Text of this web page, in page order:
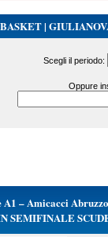
|
Scegli il periodo:
Oppure
– Amicacci
SEMIFINALE